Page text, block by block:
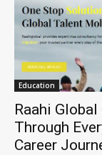
Education
Raahi
Through
Career